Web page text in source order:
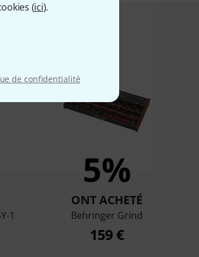
(ici).
de confidentialité
1
5%
ONT ACHETÉ
Behringer Grind
159 €